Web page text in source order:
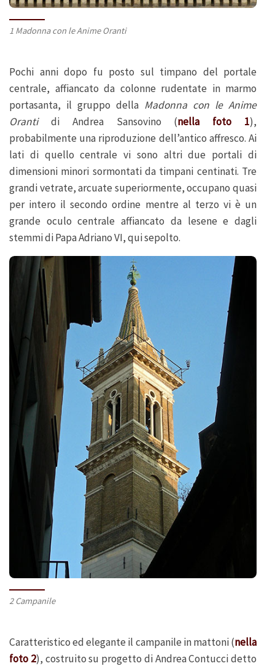
1 Madonna con le Anime Oranti
Pochi anni dopo fu posto sul timpano del portale
centrale, affiancato da colonne rudentate in marmo
portasanta, il gruppo della Madonna con le Anime
Orantidi Andrea Sansovino (nella foto 1),
probabilmente una riproduzione dell’antico affresco. Ai
lati di quello centrale vi sono altri due portali di
dimensioni minori sormontati da timpani centinati. Tre
grandi vetrate, arcuate superiormente, occupano quasi
per intero il secondo ordine mentre al terzo vi è un
grande oculo centrale affiancato da lesene e dagli
stemmi di Papa Adriano VI, qui sepolto.
2 Campanile
Caratteristico ed elegante il campanile in mattoni (nella
foto 2), costruito su progetto di Andrea Contucci detto